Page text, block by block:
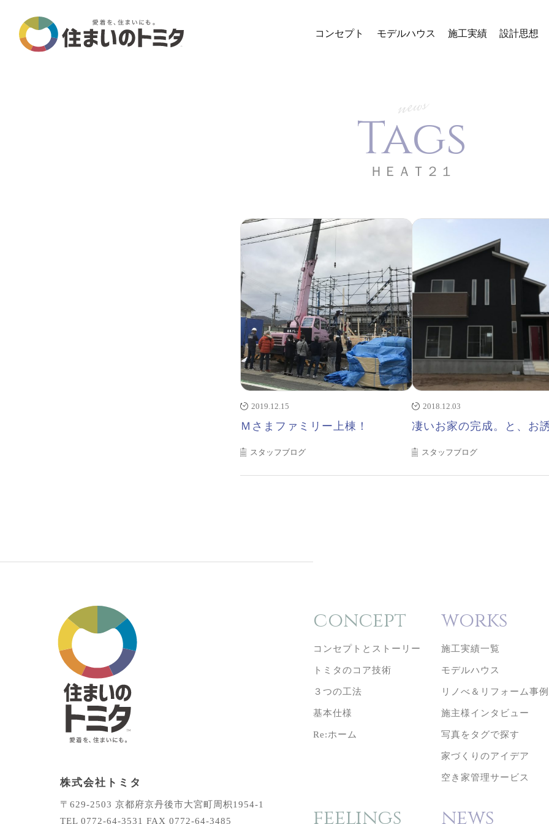
コンセプト モデルハウス 施工実績 設計思想
news
Tags
ＨＥＡＴ２１
2019.12.15
Ｍさまファミリー上棟！
スタッフブログ
2018.12.03
凄いお家の完成。と、お
スタッフブログ
株式会社トミタ
〒629-2503京都府京丹後市大宮町周枳1954-1
TEL 0772-64-3531 FAX 0772-64-3485
concept
コンセプトとストーリー
トミタのコア技術
３つの工法
基本仕様
Re:ホーム
works
施工実績一覧
モデルハウス
リノべ＆リフォーム事例
施主様インタビュー
写真をタグで探す
家づくりのアイデア
空き家管理サービス
feelings news